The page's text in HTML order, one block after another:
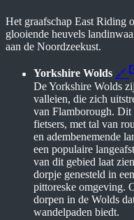
Het graafschap East Riding
glooiende heuvels
aan de Noordzeekust.
Yorkshire Wolds 🔗
De Yorkshire Wolds
valleien, die zich
van Flamborough. Dit
fietsers, met tal van
en adembenemende
een populaire
van dit gebied laat
dorpje genesteld in
pittoreske omgeving.
dorpen in de Wolds
wandelpaden biedt.